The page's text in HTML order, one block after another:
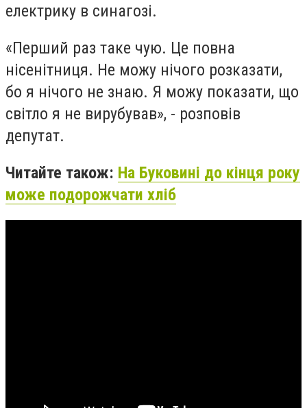
електрику в синагозі.
«Перший раз таке чую. Це повна
нісенітниця. Не можу нічого розказати,
бо я нічого не знаю. Я можу показати, що
світло я не вирубував», - розповів
депутат.
Читайте також: На Буковині до кінця року
може подорожчати хліб